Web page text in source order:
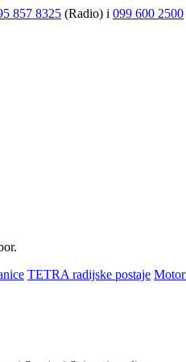
857 8325 (Radio) i 099 600 2500
TETRA radijske postaje